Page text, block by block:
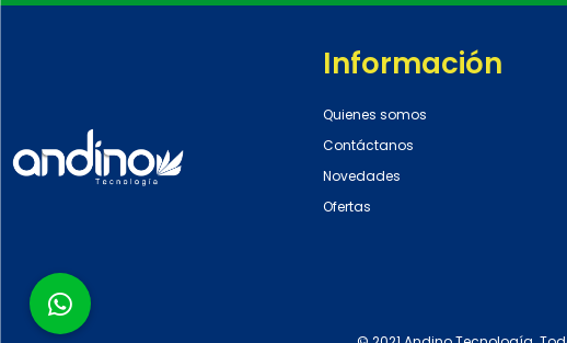
Información
Quienes somos
Contáctanos
Novedades
Ofertas